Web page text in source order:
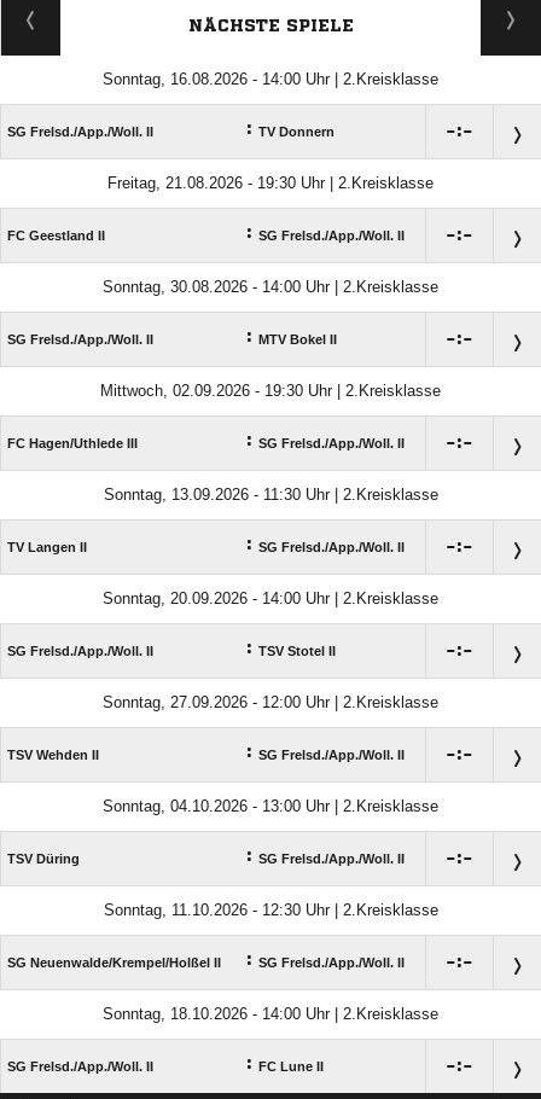
NÄCHSTE SPIELE
Sonntag, 16.08.2026 - 14:00 Uhr | 2.Kreisklasse
SG Frelsd./​App./​Woll. II : TV Donnern :
Freitag, 21.08.2026 - 19:30 Uhr | 2.Kreisklasse
FC Geestland II : SG Frelsd./​App./​Woll. II :
Sonntag, 30.08.2026 - 14:00 Uhr | 2.Kreisklasse
SG Frelsd./​App./​Woll. II : MTV Bokel II :
Mittwoch, 02.09.2026 - 19:30 Uhr | 2.Kreisklasse
FC Hagen/​Uthlede III : SG Frelsd./​App./​Woll. II :
Sonntag, 13.09.2026 - 11:30 Uhr | 2.Kreisklasse
TV Langen II : SG Frelsd./​App./​Woll. II :
Sonntag, 20.09.2026 - 14:00 Uhr | 2.Kreisklasse
SG Frelsd./​App./​Woll. II : TSV Stotel II :
Sonntag, 27.09.2026 - 12:00 Uhr | 2.Kreisklasse
TSV Wehden II : SG Frelsd./​App./​Woll. II :
Sonntag, 04.10.2026 - 13:00 Uhr | 2.Kreisklasse
TSV Düring : SG Frelsd./​App./​Woll. II :
Sonntag, 11.10.2026 - 12:30 Uhr | 2.Kreisklasse
SG Neuenwalde/​Krempel/​Holßel II : SG Frelsd./​App./​Woll. II :
Sonntag, 18.10.2026 - 14:00 Uhr | 2.Kreisklasse
SG Frelsd./​App./​Woll. II : FC Lune II :